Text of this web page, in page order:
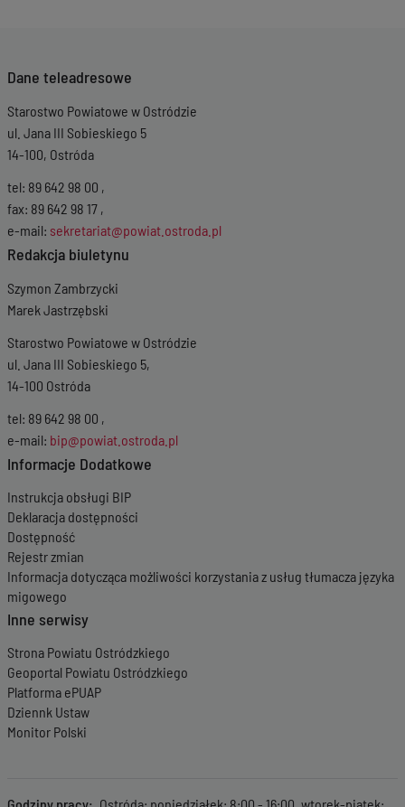
Dane teleadresowe
Starostwo Powiatowe w Ostródzie
ul. Jana III Sobieskiego 5
14-100, Ostróda
tel: 89 642 98 00 ,
fax: 89 642 98 17 ,
e-mail: sekretariat@powiat.ostroda.pl
Redakcja biuletynu
Szymon Zambrzycki
Marek Jastrzębski
Starostwo Powiatowe w Ostródzie
ul. Jana III Sobieskiego 5,
14-100 Ostróda
tel: 89 642 98 00 ,
e-mail: bip@powiat.ostroda.pl
Informacje Dodatkowe
Instrukcja obsługi BIP
Deklaracja dostępności
Dostępność
Rejestr zmian
Informacja dotycząca możliwości korzystania z usług tłumacza języka
migowego
Inne serwisy
Strona Powiatu Ostródzkiego
Geoportal Powiatu Ostródzkiego
Platforma ePUAP
Dziennk Ustaw
Monitor Polski